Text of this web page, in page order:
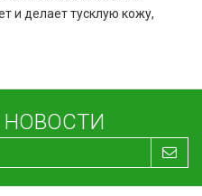
и делает тусклую кожу,